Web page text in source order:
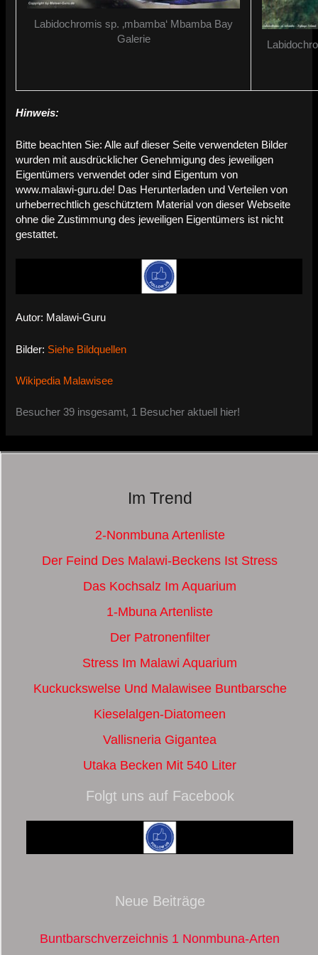
Labidochromis sp. ‚mbamba‘ Mbamba Bay
Galerie
Hinweis:
Bitte beachten Sie: Alle auf dieser Seite verwendeten Bilder
wurden mit ausdrücklicher Genehmigung des jeweiligen
Eigentümers verwendet oder sind Eigentum von
www.malawi-guru.de! Das Herunterladen und Verteilen von
urheberrechtlich geschütztem Material von dieser Webseite
ohne die Zustimmung des jeweiligen Eigentümers ist nicht
gestattet.
Autor: Malawi-Guru
Bilder: Siehe Bildquellen
Wikipedia Malawisee
Besucher 39 insgesamt, 1 Besucher aktuell hier!
Im Trend
2-Nonmbuna Artenliste
Der Feind Des Malawi-Beckens Ist Stress
Das Kochsalz Im Aquarium
1-Mbuna Artenliste
Der Patronenfilter
Stress Im Malawi Aquarium
Kuckuckswelse Und Malawisee Buntbarsche
Kieselalgen-Diatomeen
Vallisneria Gigantea
Utaka Becken Mit 540 Liter
Folgt uns auf Facebook
Neue Beiträge
Buntbarschverzeichnis 1 Nonmbuna-Arten